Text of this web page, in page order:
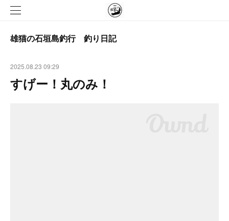
雄猫の石垣島釣行 釣り日記
2025.08.23 09:29
すげー！丸のみ！